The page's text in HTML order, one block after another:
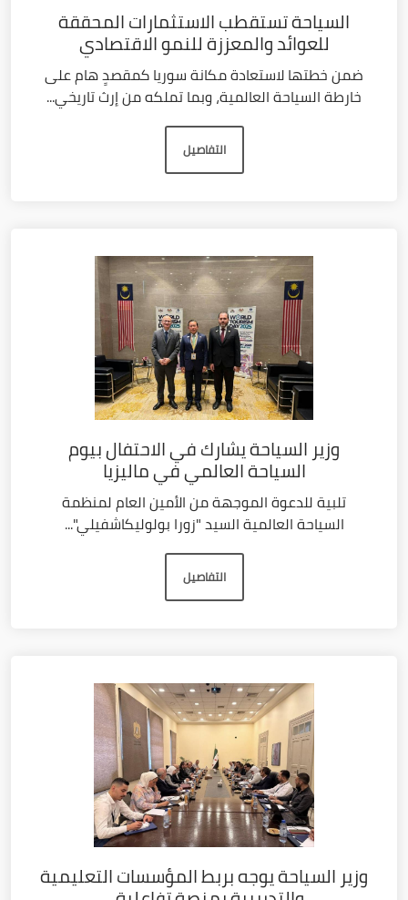
السياحة تستقطب الاستثمارات المحققة
للعوائد والمعززة للنمو الاقتصادي
ضمن خطتها لاستعادة مكانة سوريا كمقصدٍ هام على
خارطة السياحة العالمية، وبما تملكه من إرث تاريخي...
التفاصيل
وزير السياحة يشارك في الاحتفال بيوم
السياحة العالمي في ماليزيا
تلبية للدعوة الموجهة من الأمين العام لمنظمة
السياحة العالمية السيد "زورا بولوليكاشفيلي"...
التفاصيل
وزير السياحة يوجه بربط المؤسسات التعليمية